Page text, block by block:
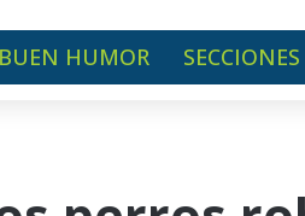
BUEN HUMOR SECCIONES